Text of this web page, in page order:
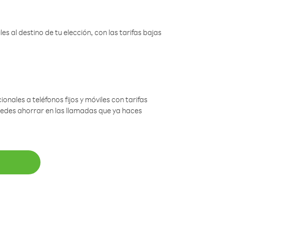
al destino de tu elección, con las tarifas bajas
a teléfonos fijos y móviles con tarifas
ahorrar en las llamadas que ya haces